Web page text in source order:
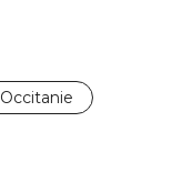
Occitanie